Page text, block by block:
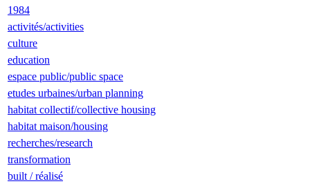
1984
activités/activities
culture
education
espace public/public space
etudes urbaines/urban planning
habitat collectif/collective housing
habitat maison/housing
recherches/research
transformation
built / réalisé